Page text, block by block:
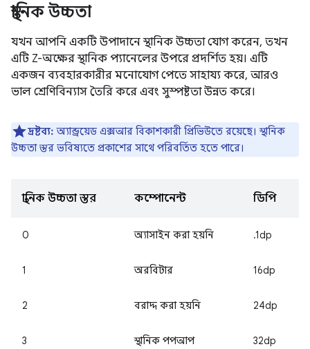
স্থানিক উচ্চতা
যখন আপনি একটি উপাদানে স্থানিক উচ্চতা যোগ করেন, তখন
এটি Z-অক্ষের স্থানিক প্যানেলের উপরে প্রদর্শিত হয়। এটি
একজন ব্যবহারকারীর মনোযোগ পেতে সাহায্য করে, আরও
ভাল শ্রেণিবিন্যাস তৈরি করে এবং সুস্পষ্টতা উন্নত করে।
দ্রষ্টব্য: অ্যান্ড্রয়েড এক্সআর বিকাশকারী প্রিভিউতে রয়েছে। স্থানিক
উচ্চতা স্তর ভবিষ্যতে প্রকাশের সাথে পরিবর্তিত হতে পারে।
স্থানিক উচ্চতা স্তর কম্পোনেন্ট ডিপি
0 অ্যাসাইন করা হয়নি .1dp
1 অরবিটার 16dp
2 বরাদ্দ করা হয়নি 24dp
3 স্থানিক পপআপ 32dp